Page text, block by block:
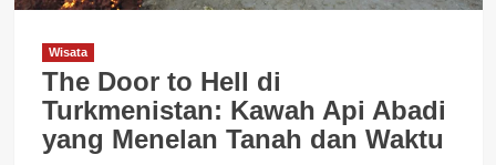
Wisata
The Door to Hell di
Turkmenistan: Kawah Api Abadi
yang Menelan Tanah dan Waktu